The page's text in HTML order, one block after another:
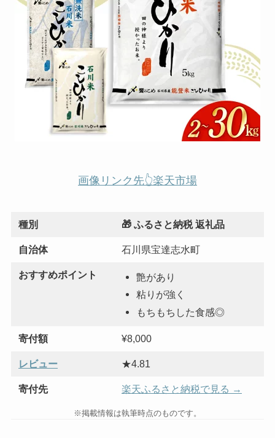
画像リンク先👆楽天市場
種別 🎁 ふるさと納税 返礼品
自治体 石川県宝達志水町
おすすめポイント
艶があり
粘りが強く
もちもちした食感◎
寄付額 ¥8,000
レビュー ★4.81
寄付先 楽天ふるさと納税で見る →
※掲載情報は執筆時点のものです。